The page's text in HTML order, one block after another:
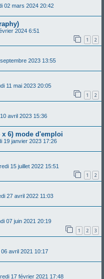
02 mars 2024 20:42
2024 6:51
1 2
2023 13:55
11 mai 2023 20:05
1 2
avril 2023 15:36
6) mode d'emploi
19 janvier 2023 17:26
15 juillet 2022 15:51
1 2
27 avril 2022 11:03
07 juin 2021 20:19
1 2 3
avril 2021 10:17
17 février 2021 17:48